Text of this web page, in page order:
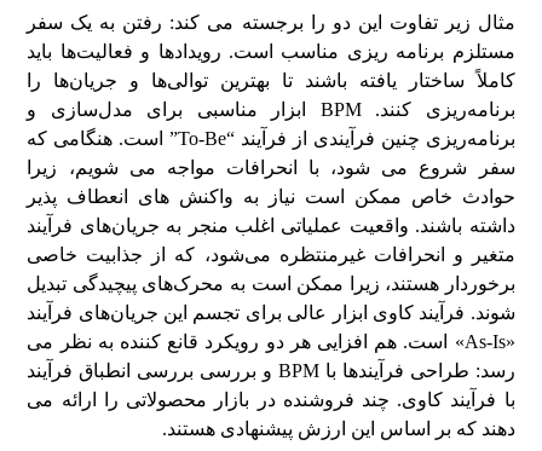
مثال زیر تفاوت این دو را برجسته می کند: رفتن به یک سفر
مستلزم برنامه ریزی مناسب است. رویدادها و فعالیت‌ها باید
کاملاً ساختار یافته باشند تا بهترین توالی‌ها و جریان‌ها را
برنامه‌ریزی کنند. BPM ابزار مناسبی برای مدل‌سازی و
برنامه‌ریزی چنین فرآیندی از فرآیند “To-Be” است. هنگامی که
سفر شروع می شود، با انحرافات مواجه می شویم، زیرا
حوادث خاص ممکن است نیاز به واکنش های انعطاف پذیر
داشته باشند. واقعیت عملیاتی اغلب منجر به جریان‌های فرآیند
متغیر و انحرافات غیرمنتظره می‌شود، که از جذابیت خاصی
برخوردار هستند، زیرا ممکن است به محرک‌های پیچیدگی تبدیل
شوند. فرآیند کاوی ابزار عالی برای تجسم این جریان‌های فرآیند
«As-Is» است. هم افزایی هر دو رویکرد قانع کننده به نظر می
رسد: طراحی فرآیندها با BPM و بررسی بررسی انطباق فرآیند
با فرآیند کاوی. چند فروشنده در بازار محصولاتی را ارائه می
دهند که بر اساس این ارزش پیشنهادی هستند.